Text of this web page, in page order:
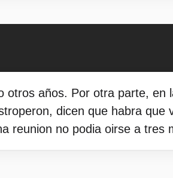
años. Por otra parte, en
dicen que habra
reunion no podia oirse a tres